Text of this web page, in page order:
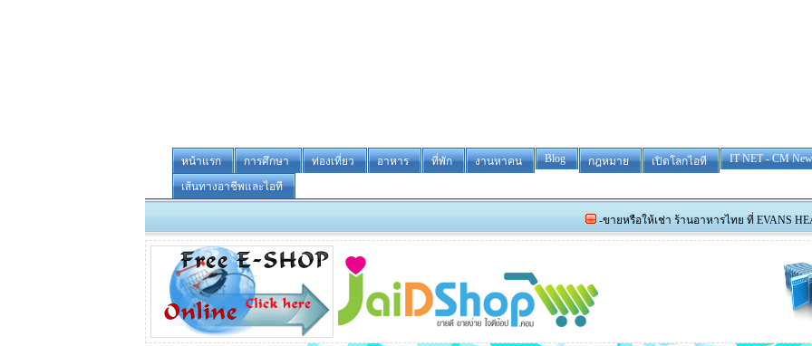
หน้าแรก การศึกษา ท่องเที่ยว อาหาร ที่พัก งานหาคน Blog กฎหมาย เปิดโลกไอที IT NET - CM
เส้นทางอาชีพและไอที
-ขายหรือให้เช่า ร้านอาหารไทย ที่ EVANS HEAD แ